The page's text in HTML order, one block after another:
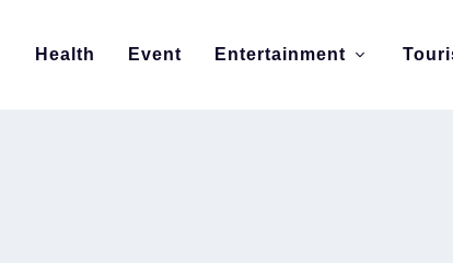
Health Event Entertainment